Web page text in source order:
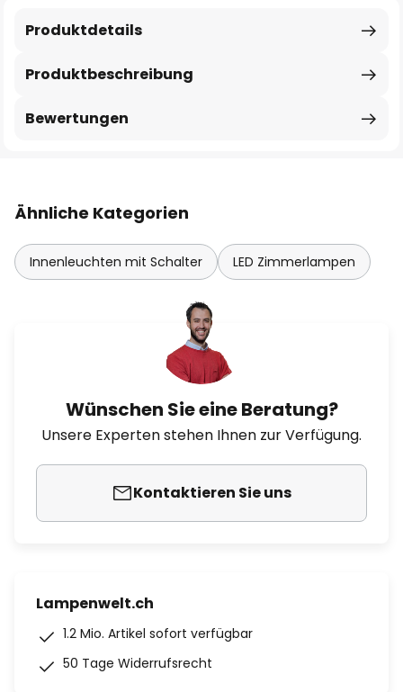
Produktbeschreibung
Produktdetails
Bewertungen
Ähnliche Kategorien
Innenleuchten mit Schalter LED Zimmerlampen
Wünschen Sie eine Beratung?
Unsere Experten stehen Ihnen zur Verfügung.
Kontaktieren Sie uns
Lampenwelt.ch
1.2 Mio. Artikel sofort verfügbar
50 Tage Widerrufsrecht